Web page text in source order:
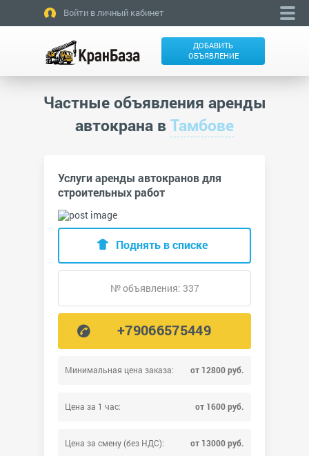
Войти в личный кабинет
ДОБАВИТЬ
ОБЪЯВЛЕНИЕ
Частные объявления аренды
автокрана в Тамбове
Услуги аренды автокранов для
строительных работ
Минимальная цена заказа: от 12800 руб.
Цена за 1 час: от 1600 руб.
Цена за смену (без НДС): от 13000 руб.
Поднять в списке
№ объявления: 337
+79066575449